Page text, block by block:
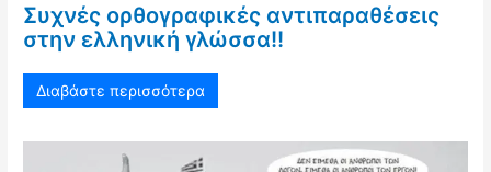
Συχνές ορθογραφικές αντιπαραθέσεις
στην ελληνική γλώσσα!!
Διαβάστε περισσότερα